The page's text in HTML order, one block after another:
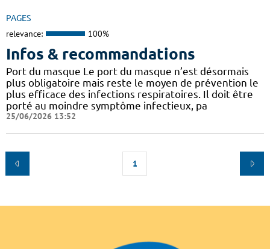
PAGES
relevance: 100%
Infos & recommandations
Port du masque Le port du masque n’est désormais
plus obligatoire mais reste le moyen de prévention le
plus efficace des infections respiratoires. Il doit être
porté au moindre symptôme infectieux, pa
25/06/2026 13:52
1